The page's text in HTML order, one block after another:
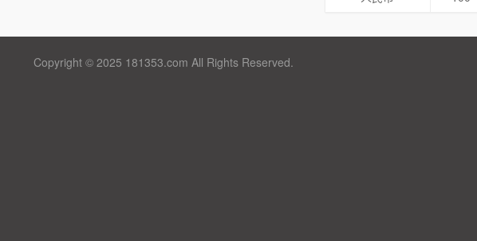
Copyright © 2025 181353.com All Rights Reserved.